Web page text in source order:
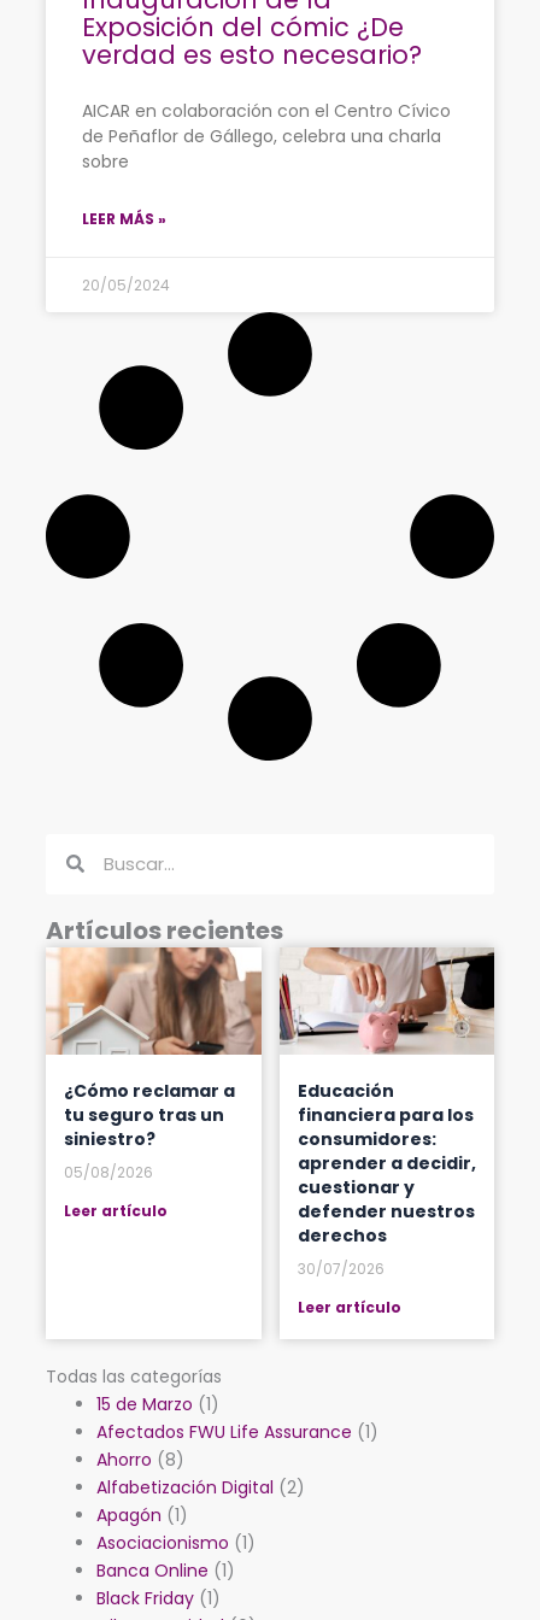
Exposición del cómic ¿De
verdad es esto necesario?
AICAR en colaboración con el Centro Cívico
de Peñaflor de Gállego, celebra una charla
sobre
LEER MÁS »
20/05/2024
Artículos recientes
¿Cómo reclamar a
tu seguro tras un
siniestro?
05/08/2026
Leer artículo
Educación
financiera para los
consumidores:
aprender a decidir,
cuestionar y
defender nuestros
derechos
30/07/2026
Leer artículo
Todas las categorías
15 de Marzo (1)
Afectados FWU Life Assurance (1)
Ahorro (8)
Alfabetización Digital (2)
Apagón (1)
Asociacionismo (1)
Banca Online (1)
Black Friday(1)